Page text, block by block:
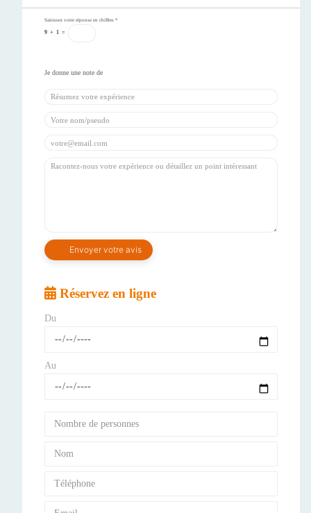
Saisissez votre réponse en chiffres *
9 + 1 =
Réservez en ligne
Du
Au